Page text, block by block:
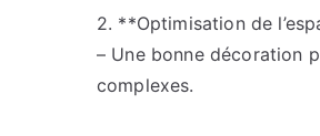
2. **Optimisation de
– Une bonne décoration
complexes.